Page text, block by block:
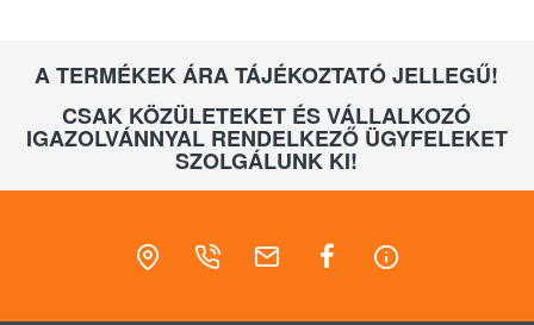
A TERMÉKEK ÁRA TÁJÉKOZTATÓ JELLEGŰ!
CSAK KÖZÜLETEKET ÉS VÁLLALKOZÓ
IGAZOLVÁNNYAL RENDELKEZŐ ÜGYFELEKET
SZOLGÁLUNK KI!